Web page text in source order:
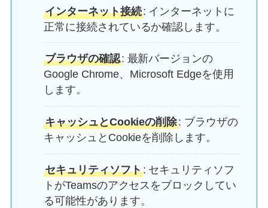
インターネット接続: インターネットに
正常に接続されているか確認します。
ブラウザの確認: 最新バージョンの
Google Chrome、Microsoft Edgeを使用
します。
キャッシュとCookieの削除: ブラウザの
キャッシュとCookieを削除します。
セキュリティソフト: セキュリティソフ
トがTeamsのアクセスをブロックしてい
る可能性があります。